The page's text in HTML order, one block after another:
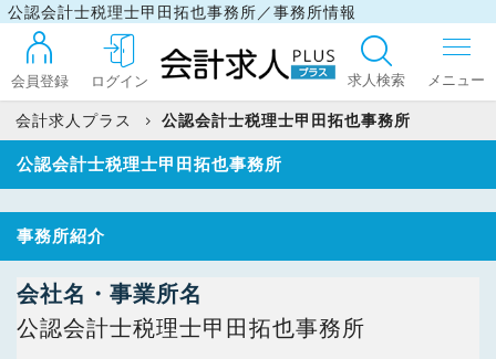
公認会計士税理士甲田拓也事務所／事務所情報
会員登録 ログイン 求人検索
ログイン
最近見た求人
マイリスト
会計求人プラス 公認会計士税理士甲田拓也事務所
公認会計士税理士甲田拓也事務所
事務所紹介
会社名・事業所名
公認会計士税理士甲田拓也事務所